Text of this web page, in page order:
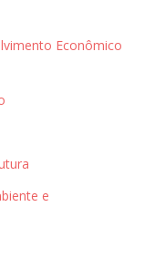
Econômico
e